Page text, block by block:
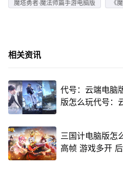
魔塔勇者·魔法师篇手游电脑版
《
相关资讯
代号：云端电脑
版怎么玩代号：
三国计电脑版怎
高帧 游戏多开